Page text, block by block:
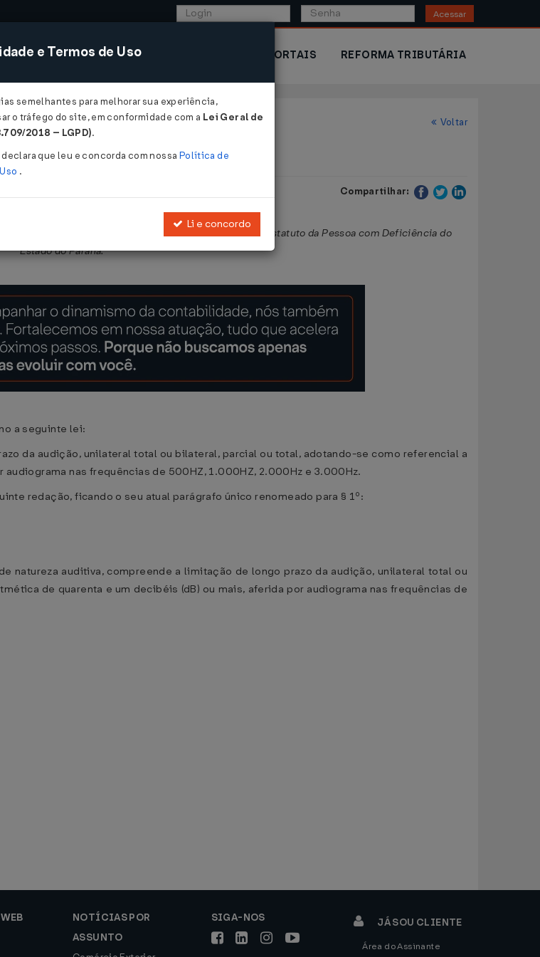
Acessar
SISTEMAS COMÉRCIO EXTERIOR PORTAIS REFORMA TRIBUTÁRIA
Voltar
Compartilhar:
e altera a Lei Nº 18419/2015, que estabelece o Estatuto da Pessoa com Deficiência do
Estado do Paraná.
a seguinte lei:
da audição, unilateral total ou bilateral, parcial ou total, adotando-se como referencial a
nas frequências de 500HZ, 1.000HZ, 2.000Hz e 3.000Hz.
redação, ficando o seu atual parágrafo único renomeado para § 1º:
natureza auditiva, compreende a limitação de longo prazo da audição, unilateral total ou
de quarenta e um decibéis (dB) ou mais, aferida por audiograma nas frequências de
NOTÍCIAS POR
ASSUNTO
SIGA-NOS JÁ SOU CLIENTE
Área do Assinante
e Termos de Uso
semelhantes para melhorar sua experiência,
o tráfego do site, em conformidade com a Lei Geral de
2018 – LGPD).
que leu e concorda com nossa Política de
.
Li e concordo